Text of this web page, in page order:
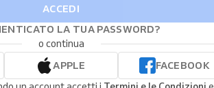
ACCEDI
LA TUA PASSWORD?
o continua
APPLE
FACEBOOK